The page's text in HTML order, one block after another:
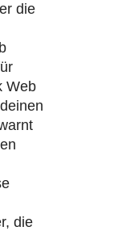
die
Web
die